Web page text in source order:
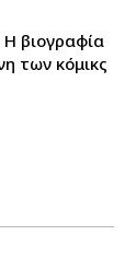
βιογραφία
των κόμικς